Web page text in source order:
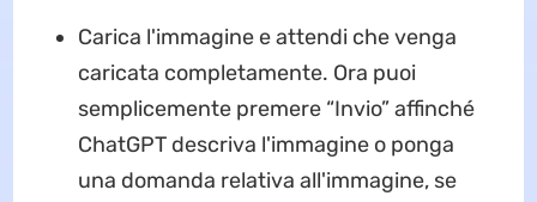
Carica l'immagine e attendi che venga
caricata completamente. Ora puoi
semplicemente premere “Invio” affinché
ChatGPT descriva l'immagine o ponga
una domanda relativa all'immagine, se